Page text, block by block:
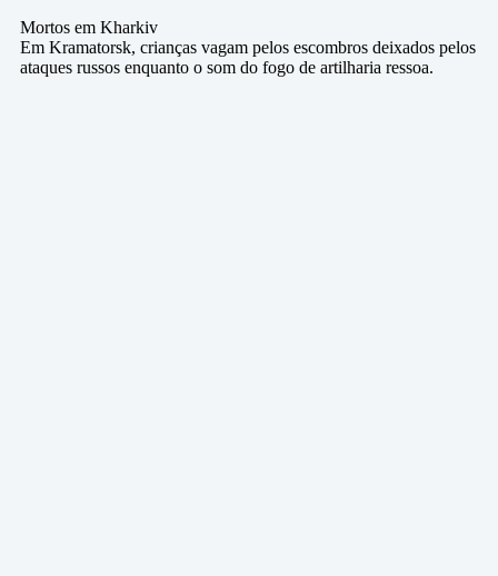
Mortos em Kharkiv
Em Kramatorsk, crianças vagam pelos escombros deixados pelos
ataques russos enquanto o som do fogo de artilharia ressoa.